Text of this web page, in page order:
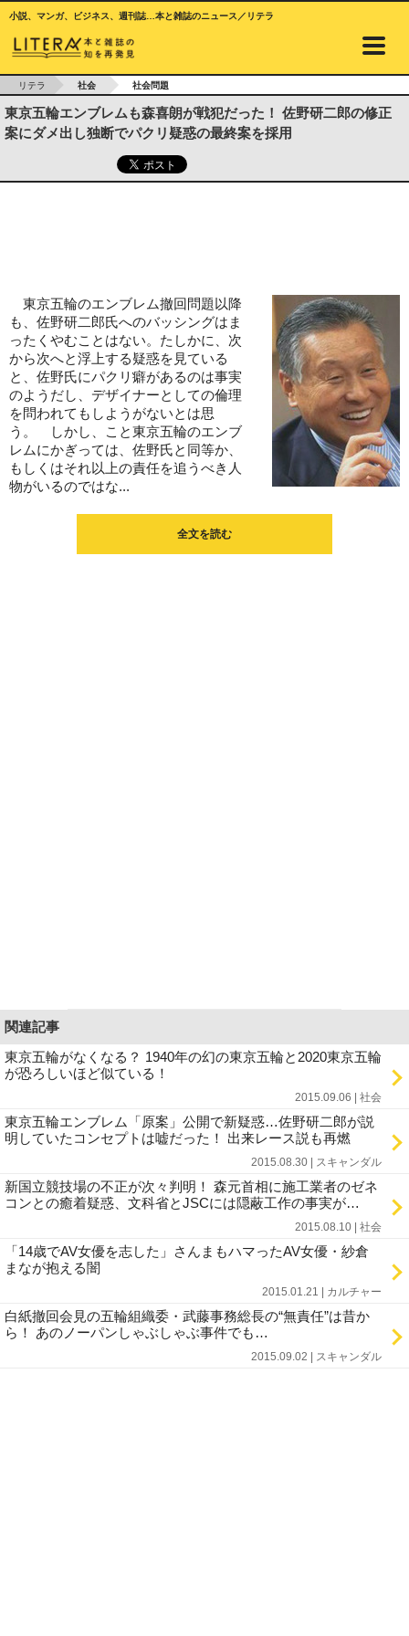
小説、マンガ、ビジネス、週刊誌…本と雑誌のニュース／リテラ
リテラ 社会 社会問題
東京五輪エンブレムも森喜朗が戦犯だった！ 佐野研二郎の修正
案にダメ出し独断でパクリ疑惑の最終案を採用
東京五輪のエンブレム撤回問題以降
も、佐野研二郎氏へのバッシングはま
ったくやむことはない。たしかに、次
から次へと浮上する疑惑を見ている
と、佐野氏にパクリ癖があるのは事実
のようだし、デザイナーとしての倫理
を問われてもしようがないとは思
う。 しかし、こと東京五輪のエンブ
レムにかぎっては、佐野氏と同等か、
もしくはそれ以上の責任を追うべき人
物がいるのではな...
全文を読む
関連記事
東京五輪がなくなる？ 1940年の幻の東京五輪と2020東京五輪
が恐ろしいほど似ている！
2015.09.06 | 社会
東京五輪エンブレム「原案」公開で新疑惑…佐野研二郎が説
明していたコンセプトは嘘だった！ 出来レース説も再燃
2015.08.30 | スキャンダル
新国立競技場の不正が次々判明！ 森元首相に施工業者のゼネ
コンとの癒着疑惑、文科省とJSCには隠蔽工作の事実が…
2015.08.10 | 社会
「14歳でAV女優を志した」さんまもハマったAV女優・紗倉
まなが抱える闇
2015.01.21 | カルチャー
白紙撤回会見の五輪組織委・武藤事務総長の“無責任”は昔か
ら！ あのノーパンしゃぶしゃぶ事件でも…
2015.09.02 | スキャンダル